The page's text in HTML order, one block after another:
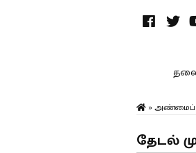
» அண்மைப்
தேடல்